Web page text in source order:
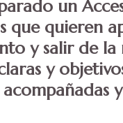
un
que quieren
y salir de la
y